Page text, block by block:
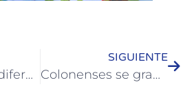
Se presentan diferentes propuestas en el “Pre Artesanía” 2024
SIGUIENTE
Colonenses se graduaron en la Tecnicatura en Procedimientos y Tecnologías Ambientales